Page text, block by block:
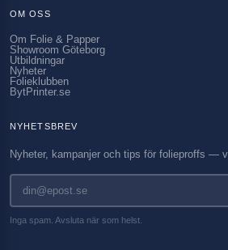
OM OSS
Om Folie & Papper
Showroom Göteborg
Utbildningar
Nyheter
Folieklubben
BytPrinter.se
NYHETSBREV
Nyheter, kampanjer och tips för folieproffs —
Inga spam. Avsluta när som helst.